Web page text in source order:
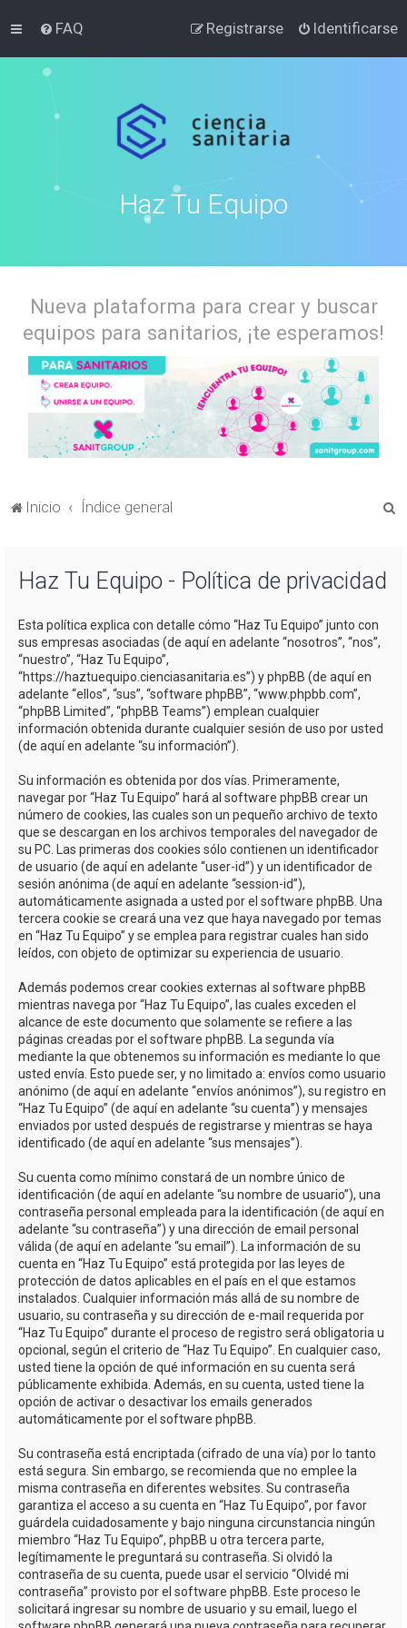
FAQ Identificarse
Registrarse
Haz Tu Equipo
Nueva plataforma para crear y buscar
equipos para sanitarios, ¡te esperamos!
Inicio Índice general
Haz Tu Equipo - Política de privacidad
Esta política explica con detalle cómo “Haz Tu Equipo” junto con
sus empresas asociadas (de aquí en adelante “nosotros”, “nos”,
“nuestro”, “Haz Tu Equipo”,
“https://haztuequipo.cienciasanitaria.es”) y phpBB (de aquí en
adelante “ellos”, “sus”, “software phpBB”, “www.phpbb.com”,
“phpBB Limited”, “phpBB Teams”) emplean cualquier
información obtenida durante cualquier sesión de uso por usted
(de aquí en adelante “su información”).
Su información es obtenida por dos vías. Primeramente,
navegar por “Haz Tu Equipo” hará al software phpBB crear un
número de cookies, las cuales son un pequeño archivo de texto
que se descargan en los archivos temporales del navegador de
su PC. Las primeras dos cookies sólo contienen un identificador
de usuario (de aquí en adelante “user-id”) y un identificador de
sesión anónima (de aquí en adelante “session-id”),
automáticamente asignada a usted por el software phpBB. Una
tercera cookie se creará una vez que haya navegado por temas
en “Haz Tu Equipo” y se emplea para registrar cuales han sido
leídos, con objeto de optimizar su experiencia de usuario.
Además podemos crear cookies externas al software phpBB
mientras navega por “Haz Tu Equipo”, las cuales exceden el
alcance de este documento que solamente se refiere a las
páginas creadas por el software phpBB. La segunda vía
mediante la que obtenemos su información es mediante lo que
usted envía. Esto puede ser, y no limitado a: envíos como usuario
anónimo (de aquí en adelante “envíos anónimos”), su registro en
“Haz Tu Equipo” (de aquí en adelante “su cuenta”) y mensajes
enviados por usted después de registrarse y mientras se haya
identificado (de aquí en adelante “sus mensajes”).
Su cuenta como mínimo constará de un nombre único de
identificación (de aquí en adelante “su nombre de usuario”), una
contraseña personal empleada para la identificación (de aquí en
adelante “su contraseña”) y una dirección de email personal
válida (de aquí en adelante “su email”). La información de su
cuenta en “Haz Tu Equipo” está protegida por las leyes de
protección de datos aplicables en el país en el que estamos
instalados. Cualquier información más allá de su nombre de
usuario, su contraseña y su dirección de e-mail requerida por
“Haz Tu Equipo” durante el proceso de registro será obligatoria u
opcional, según el criterio de “Haz Tu Equipo”. En cualquier caso,
usted tiene la opción de qué información en su cuenta será
públicamente exhibida. Además, en su cuenta, usted tiene la
opción de activar o desactivar los emails generados
automáticamente por el software phpBB.
Su contraseña está encriptada (cifrado de una vía) por lo tanto
está segura. Sin embargo, se recomienda que no emplee la
misma contraseña en diferentes websites. Su contraseña
garantiza el acceso a su cuenta en “Haz Tu Equipo”, por favor
guárdela cuidadosamente y bajo ninguna circunstancia ningún
miembro “Haz Tu Equipo”, phpBB u otra tercera parte,
legítimamente le preguntará su contraseña. Si olvidó la
contraseña de su cuenta, puede usar el servicio “Olvidé mi
contraseña” provisto por el software phpBB. Este proceso le
solicitará ingresar su nombre de usuario y su email, luego el